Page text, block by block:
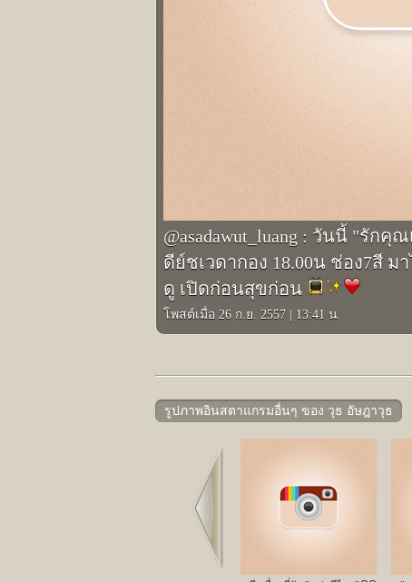
@asadawut_luang : วันนี้ "รักคุ
ดีย์ชเวดากอง 18.00น ช่อง7สี ม
ดู เปิดก่อนสุขก่อน
โพสต์เมื่อ 26 ก.ย. 2557 13:41 น.
รูปภาพอินสตาแกรมอื่นๆ ของ วุธ อัษฎาวุธ